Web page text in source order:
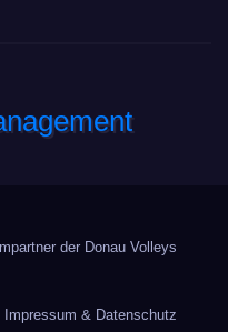
der Donau Volleys
Impressum & Datenschutz